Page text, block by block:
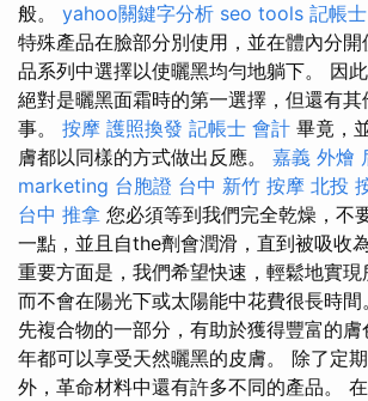
般。 yahoo關鍵字分析 seo tools 記帳
特殊產品在臉部分別使用，並在體內分
品系列中選擇以使曬黑均勻地躺下。 因
絕對是曬黑面霜時的第一選擇，但還有
事。 按摩 護照換發 記帳士 會計 畢竟，
膚都以同樣的方式做出反應。 嘉義 外燴
marketing 台胞證 台中 新竹 按摩 北投
台中 推拿 您必須等到我們完全乾燥，不
一點，並且自the劑會潤滑，直到被吸收
重要方面是，我們希望快速，輕鬆地實現
而不會在陽光下或太陽能中花費很長時
先複合物的一部分，有助於獲得豐富的
年都可以享受天然曬黑的皮膚。 除了定
外，革命材料中還有許多不同的產品。